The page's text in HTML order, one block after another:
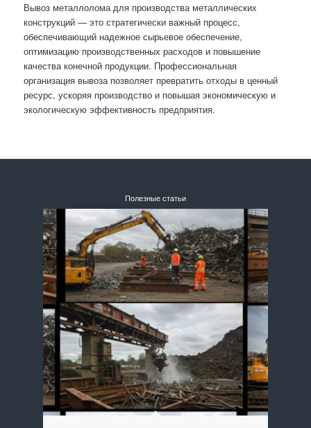
Вывоз металлолома для производства металлических
конструкций — это стратегически важный процесс,
обеспечивающий надежное сырьевое обеспечение,
оптимизацию производственных расходов и повышение
качества конечной продукции. Профессиональная
организация вывоза позволяет превратить отходы в ценный
ресурс, ускоряя производство и повышая экономическую и
экологическую эффективность предприятия.
Полезные статьи